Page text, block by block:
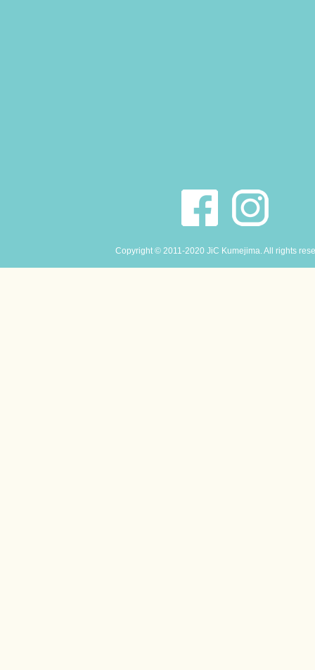
Copyright © 2011-2020 JiC Kumejima. All rights